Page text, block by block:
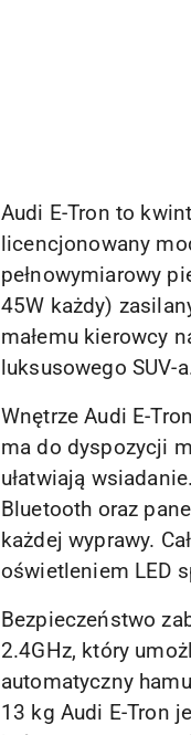
Audi E-Tron to
licencjonowany
pełnowymiarowy
45W każdy)
małemu kierowcy
luksusowego SUV-
Wnętrze Audi E-
ma do dyspozycji
ułatwiają
Bluetooth oraz
każdej wyprawy.
oświetleniem LED
Bezpieczeństwo
2.4GHz, który
automatyczny
13 kg Audi E-Tron